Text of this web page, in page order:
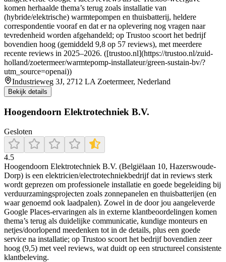
komen herhaalde thema’s terug zoals installatie van
(hybride/elektrische) warmtepompen en thuisbatterij, heldere
correspondentie vooraf en dat er na oplevering nog vragen naar
tevredenheid worden afgehandeld; op Trustoo scoort het bedrijf
bovendien hoog (gemiddeld 9,8 op 57 reviews), met meerdere
recente reviews in 2025–2026. ([trustoo.nl](https://trustoo.nl/zuid-
holland/zoetermeer/warmtepomp-installateur/green-sustain-bv/?
utm_source=openai))
Industrieweg 3J, 2712 LA Zoetermeer, Nederland
Bekijk details
Hoogendoorn Elektrotechniek B.V.
Gesloten
4.5
Hoogendoorn Elektrotechniek B.V. (Belgiëlaan 10, Hazerswoude-
Dorp) is een elektricien/electrotechniekbedrijf dat in reviews sterk
wordt geprezen om professionele installatie en goede begeleiding bij
verduurzamingsprojecten zoals zonnepanelen en thuisbatterijen (en
waar genoemd ook laadpalen). Zowel in de door jou aangeleverde
Google Places-ervaringen als in externe klantbeoordelingen komen
thema’s terug als duidelijke communicatie, kundige monteurs en
netjes/doorlopend meedenken tot in de details, plus een goede
service na installatie; op Trustoo scoort het bedrijf bovendien zeer
hoog (9,5) met veel reviews, wat duidt op een structureel consistente
klantbeleving.